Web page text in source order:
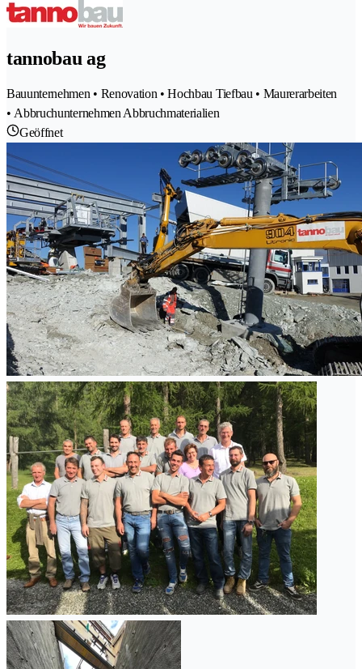
tannobau ag
Bauunternehmen • Renovation • Hochbau Tiefbau • Maurerarbeiten
• Abbruchunternehmen Abbruchmaterialien
Geöffnet